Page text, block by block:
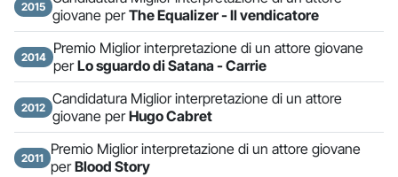
2015 giovane perThe Equalizer - Il vendicatore
2014
Premio Miglior interpretazione di un attore giovane
perLo sguardo di Satana - Carrie
2012 Candidatura Miglior interpretazione di un attore
giovane perHugo Cabret
2011
Premio Miglior interpretazione di un attore giovane
perBlood Story